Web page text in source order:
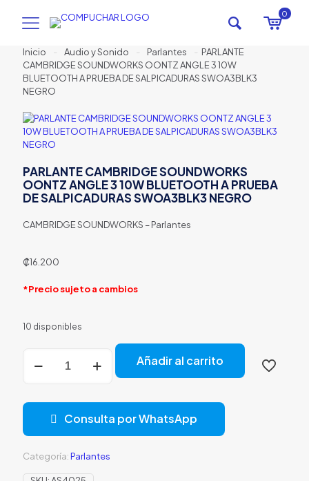
0
Inicio - Audio y Sonido - Parlantes - PARLANTE
CAMBRIDGE SOUNDWORKS OONTZ ANGLE 3 10W
BLUETOOTH A PRUEBA DE SALPICADURAS SWOA3BLK3
NEGRO
PARLANTE CAMBRIDGE SOUNDWORKS
OONTZ ANGLE 3 10W BLUETOOTH A PRUEBA
DE SALPICADURAS SWOA3BLK3 NEGRO
CAMBRIDGE SOUNDWORKS – Parlantes
₡16.200
*Precio sujeto a cambios
10 disponibles
PARLANTE
CAMBRIDGE
ANGLE
10W
A
PRUEBA
Añadir al carrito
Consulta por WhatsApp
Categoría:Parlantes